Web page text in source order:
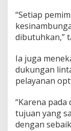
“Setiap
dibutuhkan,”
Ia juga
dukungan
pelayanan
“Karena
tujuan yang
dengan